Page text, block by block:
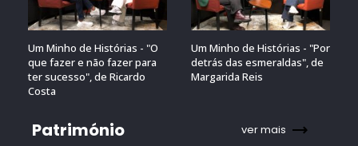
Um Minho de Histórias - "O
que fazer e não fazer para
ter sucesso", de Ricardo
Costa
Um Minho de Histórias - "Por
detrás das esmeraldas", de
Margarida Reis
Património ver mais